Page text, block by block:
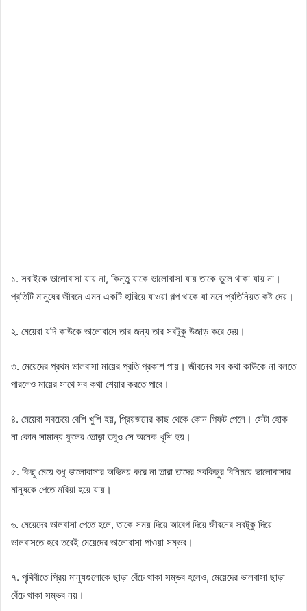
১. সবাইকে ভালোবাসা যায় না, কিন্তু যাকে ভালোবাসা যায় তাকে ভুলে থাকা যায় না।
প্রতিটি মানুষের জীবনে এমন একটি হারিয়ে যাওয়া গল্প থাকে যা মনে প্রতিনিয়ত কষ্ট দেয়।
২. মেয়েরা যদি কাউকে ভালোবাসে তার জন্য তার সবটুকু উজাড় করে দেয়।
৩. মেয়েদের প্রথম ভালবাসা মায়ের প্রতি প্রকাশ পায়। জীবনের সব কথা কাউকে না বলতে
পারলেও মায়ের সাথে সব কথা শেয়ার করতে পারে।
৪. মেয়েরা সবচেয়ে বেশি খুশি হয়, প্রিয়জনের কাছ থেকে কোন গিফট পেলে। সেটা হোক
না কোন সামান্য ফুলের তোড়া তবুও সে অনেক খুশি হয়।
৫. কিছু মেয়ে শুধু ভালোবাসার অভিনয় করে না তারা তাদের সবকিছুর বিনিময়ে ভালোবাসার
মানুষকে পেতে মরিয়া হয়ে যায়।
৬. মেয়েদের ভালবাসা পেতে হলে, তাকে সময় দিয়ে আবেগ দিয়ে জীবনের সবটুকু দিয়ে
ভালবাসতে হবে তবেই মেয়েদের ভালোবাসা পাওয়া সম্ভব।
৭. পৃথিবীতে প্রিয় মানুষগুলোকে ছাড়া বেঁচে থাকা সম্ভব হলেও, মেয়েদের ভালবাসা ছাড়া
বেঁচে থাকা সম্ভব নয়।